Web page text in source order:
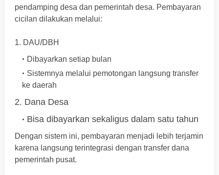
pendamping desa dan pemerintah desa. Pembayaran
cicilan dilakukan melalui:
1. DAU/DBH
Dibayarkan setiap bulan
Sistemnya melalui pemotongan langsung transfer
ke daerah
2. Dana Desa
Bisa dibayarkan sekaligus dalam satu tahun
Dengan sistem ini, pembayaran menjadi lebih terjamin
karena langsung terintegrasi dengan transfer dana
pemerintah pusat.